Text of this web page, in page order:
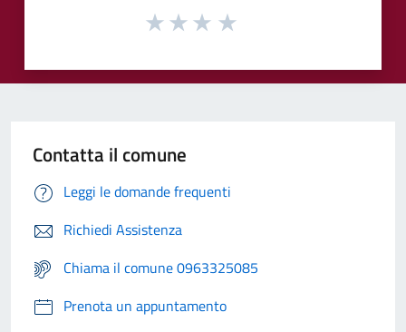
Contatta il comune
Leggi le domande frequenti
Richiedi Assistenza
Chiama il comune 0963325085
Prenota un appuntamento